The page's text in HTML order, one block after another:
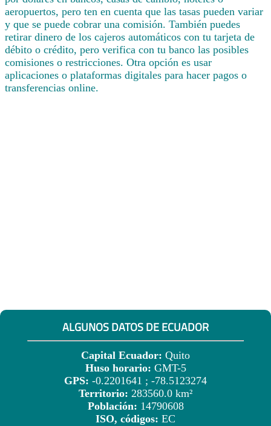
aeropuertos, pero ten en cuenta que las tasas pueden variar
y que se puede cobrar una comisión. También puedes
retirar dinero de los cajeros automáticos con tu tarjeta de
débito o crédito, pero verifica con tu banco las posibles
comisiones o restricciones. Otra opción es usar
aplicaciones o plataformas digitales para hacer pagos o
transferencias online.
ALGUNOS DATOS DE ECUADOR
Capital Ecuador: Quito
Huso horario: GMT-5
GPS: -0.2201641 ; -78.5123274
Territorio: 283560.0 km²
Población: 14790608
ISO, códigos: EC